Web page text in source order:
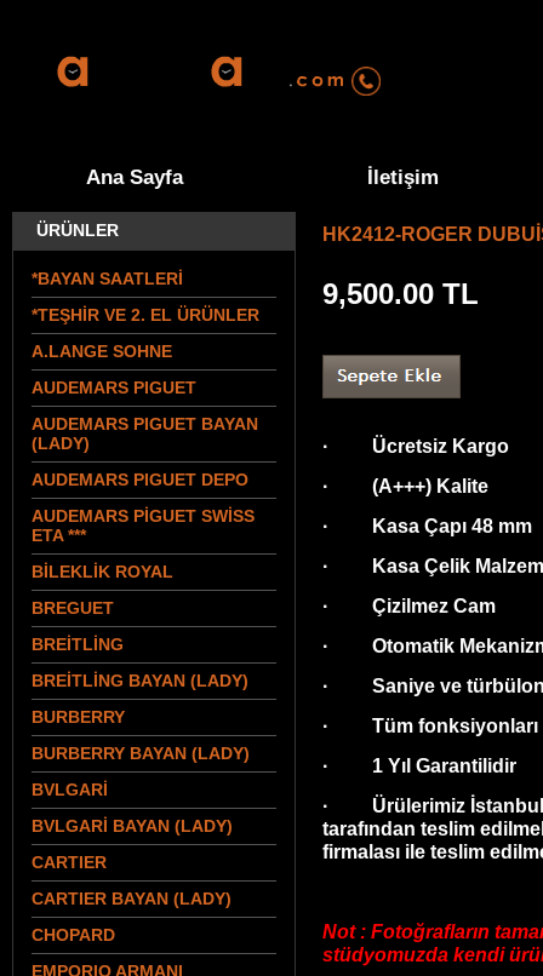
Ana Sayfa İletişim
ÜRÜNLER
*BAYAN SAATLERİ
*TEŞHİR VE 2. EL ÜRÜNLER
A.LANGE SOHNE
AUDEMARS PIGUET
AUDEMARS PIGUET BAYAN
(LADY)
AUDEMARS PIGUET DEPO
AUDEMARS PİGUET SWİSS
ETA ***
BİLEKLİK ROYAL
BREGUET
BREİTLİNG
BREİTLİNG BAYAN (LADY)
BURBERRY
BURBERRY BAYAN (LADY)
BVLGARİ
BVLGARİ BAYAN (LADY)
CARTIER
CARTIER BAYAN (LADY)
CHOPARD
EMPORIO ARMANI
HK2412-ROGER
9,500.00 TL
· Ücretsiz Kargo
· (A+++) Kalite
· Kasa Çapı 48 mm
· Kasa Çelik
· Çizilmez Cam
· Otomatik
· Saniye ve türbülon
· Tüm fonksiyonları
· 1 Yıl Garantilidir
· Ürülerimiz İstanbul
tarafından teslim
firmalası ile teslim
Not : Fotoğrafların
stüdyomuzda kendi